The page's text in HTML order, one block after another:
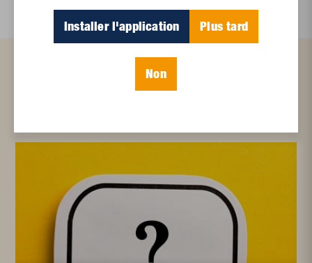
Articles connexes
Installer l'application Plus tard
Non